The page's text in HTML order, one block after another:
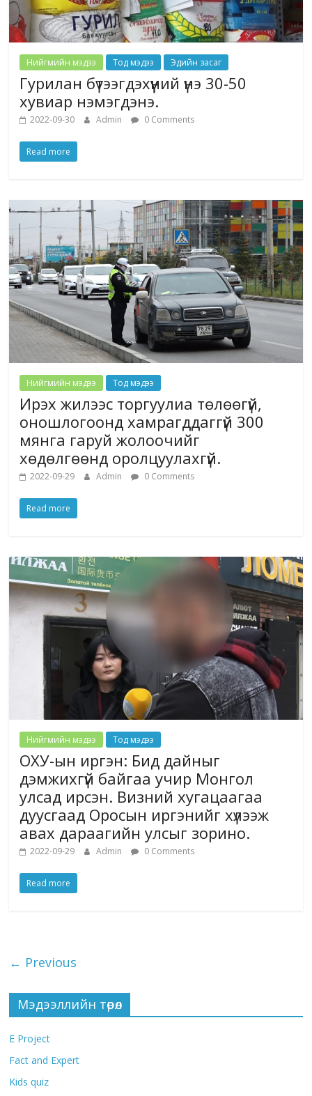
Нийгмийн мэдээ Тод мэдээ Эдийн засаг
Гурилан бүтээгдэхүүний үнэ 30-50
хувиар нэмэгдэнэ.
2022-09-30 Admin 0 Comments
Read more
Нийгмийн мэдээ Тод мэдээ
Ирэх жилээс торгуулиа төлөөгүй,
оношлогоонд хамрагддаггүй 300
мянга гаруй жолоочийг
хөдөлгөөнд оролцуулахгүй.
2022-09-29 Admin 0 Comments
Read more
Нийгмийн мэдээ Тод мэдээ
ОХУ-ын иргэн: Бид дайныг
дэмжихгүй байгаа учир Монгол
улсад ирсэн. Визний хугацаагаа
дуусгаад Оросын иргэнийг хүлээж
авах дараагийн улсыг зорино.
2022-09-29 Admin 0 Comments
Read more
← Previous
Мэдээллийн төрөл
E Project
Fact and Expert
Kids quiz